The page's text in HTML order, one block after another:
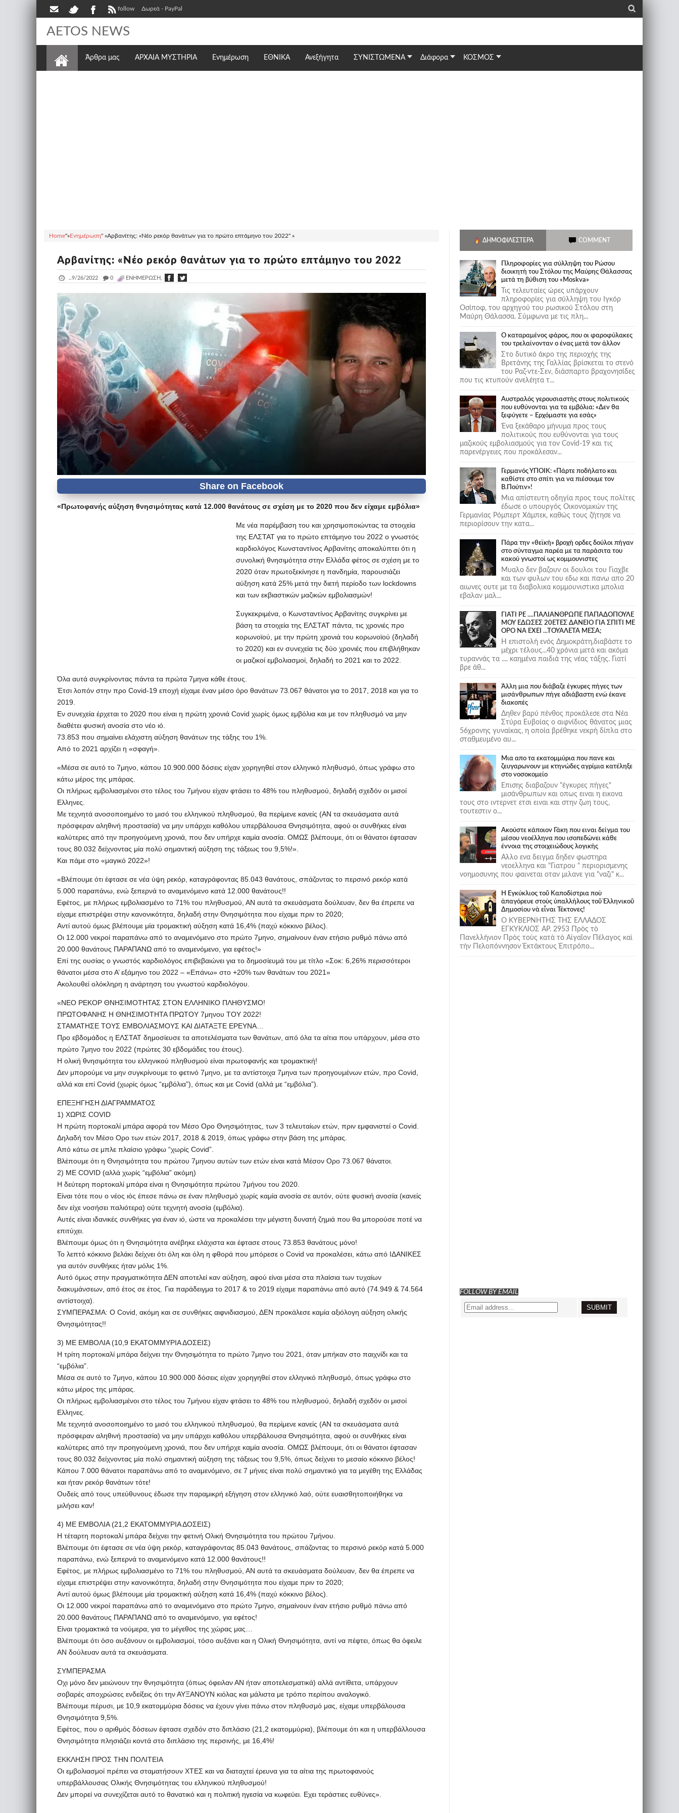
follow Δωρεά - PayPal _
AETOS NEWS
Άρθρα μας ΑΡΧΑΙΑ ΜΥΣΤΗΡΙΑ Ενημέρωση ΕΘΝΙΚΆ Ανεξήγητα ΣΥΝΙΣΤΩΜΕΝΑ Διάφορα ΚΟΣΜΟΣ
Home"»Ενημέρωση" »Αρβανίτης: «Νέο ρεκόρ θανάτων για το πρώτο επτάμηνο του 2022" »
Αρβανίτης: «Νέο ρεκόρ θανάτων για το πρώτο επτάμηνο του 2022
..9/26/2022 _ 0 ΕΝΗΜΈΡΩΣΗ,
«Πρωτοφανής αύξηση θνησιμότητας κατά 12.000 θανάτους σε σχέση με το 2020 που δεν είχαμε εμβόλια»
Με νέα παρέμβαση του και χρησιμοποιώντας τα στοιχεία
της ΕΛΣΤΑΤ για το πρώτο επτάμηνο του 2022 ο γνωστός
καρδιολόγος Κωνσταντίνος Αρβανίτης αποκαλύπτει ότι η
συνολική θνησιμότητα στην Ελλάδα φέτος σε σχέση με το
2020 όταν πρωτοξεκίνησε η πανδημία, παρουσιάζει
αύξηση κατά 25% μετά την διετή περίοδο των lockdowns
και των εκβιαστικών μαζικών εμβολιασμών!
Συγκεκριμένα, ο Κωνσταντίνος Αρβανίτης συγκρίνει με
βάση τα στοιχεία της ΕΛΣΤΑΤ πάντα, τις χρονιές προ
κορωνοϊού, με την πρώτη χρονιά του κορωνοϊού (δηλαδή
το 2020) και εν συνεχεία τις δύο χρονιές που επιβλήθηκαν
οι μαζικοί εμβολιασμοί, δηλαδή το 2021 και το 2022.
Όλα αυτά συγκρίνοντας πάντα τα πρώτα 7μηνα κάθε έτους.
Έτσι λοπόν στην προ Covid-19 εποχή είχαμε έναν μέσο όρο θανάτων 73.067 θάνατοι για το 2017, 2018 και για το
2019.
Εν συνεχεία έρχεται το 2020 που είναι η πρώτη χρονιά Covid χωρίς όμως εμβόλια και με τον πληθυσμό να μην
διαθέτει φυσική ανοσία στο νέο ιό.
73.853 που σημαίνει ελάχιστη αύξηση θανάτων της τάξης του 1%.
Από το 2021 αρχίζει η «σφαγή».
«Μέσα σε αυτό το 7μηνο, κάπου 10.900.000 δόσεις είχαν χορηγηθεί στον ελληνικό πληθυσμό, όπως γράφω στο
κάτω μέρος της μπάρας.
Οι πλήρως εμβολιασμένοι στο τέλος του 7μήνου είχαν φτάσει το 48% του πληθυσμού, δηλαδή σχεδόν οι μισοί
Ελληνες.
Με τεχνητά ανοσοποιημένο το μισό του ελληνικού πληθυσμού, θα περίμενε κανείς (ΑΝ τα σκευάσματα αυτά
πρόσφεραν αληθινή προστασία) να μην υπάρχει καθόλου υπερβάλουσα Θνησιμότητα, αφού οι συνθήκες είναι
καλύτερες από την προηγούμενη χρονιά, που δεν υπήρχε καμία ανοσία. ΟΜΩΣ βλέπουμε, ότι οι θάνατοι έφτασαν
τους 80.032 δείχνοντας μία πολύ σημαντική αύξηση της τάξεως του 9,5%!».
Και πάμε στο «μαγικό 2022»!
«Βλέπουμε ότι έφτασε σε νέα ύψη ρεκόρ, καταγράφοντας 85.043 θανάτους, σπάζοντας το περσινό ρεκόρ κατά
5.000 παραπάνω, ενώ ξεπερνά το αναμενόμενο κατά 12.000 θανάτους!!
Εφέτος, με πλήρως εμβολιασμένο το 71% του πληθυσμού, ΑΝ αυτά τα σκευάσματα δούλευαν, δεν θα έπρεπε να
είχαμε επιστρέψει στην κανονικότητα, δηλαδή στην Θνησιμότητα που είχαμε πριν το 2020;
Αντί αυτού όμως βλέπουμε μία τρομακτική αύξηση κατά 16,4% (παχύ κόκκινο βέλος).
Οι 12.000 νεκροί παραπάνω από το αναμενόμενο στο πρώτο 7μηνο, σημαίνουν έναν ετήσιο ρυθμό πάνω από
20.000 θανάτους ΠΑΡΑΠΑΝΩ από το αναμενόμενο, για εφέτος!»
Επί της ουσίας ο γνωστός καρδιολόγος επιβεβαιώνει για το δημοσίευμά του με τίτλο «Σοκ: 6,26% περισσότεροι
θάνατοι μέσα στο Α’ εξάμηνο του 2022 – «Επάνω» στο +20% των θανάτων του 2021»
Ακολουθεί ολόκληρη η ανάρτηση του γνωστού καρδιολόγου.
«ΝΕΟ ΡΕΚΟΡ ΘΝΗΣΙΜΟΤΗΤΑΣ ΣΤΟΝ ΕΛΛΗΝΙΚΟ ΠΛΗΘΥΣΜΟ!
ΠΡΩΤΟΦΑΝΗΣ Η ΘΝΗΣΙΜΟΤΗΤΑ ΠΡΩΤΟΥ 7μηνου ΤΟΥ 2022!
ΣΤΑΜΑΤΗΣΕ ΤΟΥΣ ΕΜΒΟΛΙΑΣΜΟΥΣ ΚΑΙ ΔΙΑΤΑΞΤΕ ΕΡΕΥΝΑ…
Προ εβδομάδος η ΕΛΣΤΑΤ δημοσίευσε τα αποτελέσματα των θανάτων, από όλα τα αίτια που υπάρχουν, μέσα στο
πρώτο 7μηνο του 2022 (πρώτες 30 εβδομάδες του έτους).
Η ολική θνησιμότητα του ελληνικού πληθυσμού είναι πρωτοφανής και τρομακτική!
Δεν μπορούμε να μην συγκρίνουμε το φετινό 7μηνο, με τα αντίστοιχα 7μηνα των προηγουμένων ετών, προ Covid,
αλλά και επί Covid (χωρίς όμως “εμβόλια”), όπως και με Covid (αλλά με “εμβόλια”).
ΕΠΕΞΗΓΗΣΗ ΔΙΑΓΡΑΜΜΑΤΟΣ
1) ΧΩΡΙΣ COVID
Η πρώτη πορτοκαλί μπάρα αφορά τον Μέσο Ορο Θνησιμότητας, των 3 τελευταίων ετών, πριν εμφανιστεί ο Covid.
Δηλαδή τον Μέσο Ορο των ετών 2017, 2018 & 2019, όπως γράφω στην βάση της μπάρας.
Από κάτω σε μπλε πλαίσιο γράφω “χωρίς Covid”.
Βλέπουμε ότι η Θνησιμότητα του πρώτου 7μηνου αυτών των ετών είναι κατά Μέσον Ορο 73.067 θάνατοι.
2) ME COVID (αλλά χωρίς “εμβόλια” ακόμη)
Η δεύτερη πορτοκαλί μπάρα είναι η Θνησιμότητα πρώτου 7μήνου του 2020.
Είναι τότε που ο νέος ιός έπεσε πάνω σε έναν πληθυσμό χωρίς καμία ανοσία σε αυτόν, ούτε φυσική ανοσία (κανείς
δεν είχε νοσήσει παλιότερα) ούτε τεχνητή ανοσία (εμβόλια).
Αυτές είναι ιδανικές συνθήκες για έναν ιό, ώστε να προκαλέσει την μέγιστη δυνατή ζημιά που θα μπορούσε ποτέ να
επιτύχει.
Βλέπουμε όμως ότι η Θνησιμότητα ανέβηκε ελάχιστα και έφτασε στους 73.853 θανάτους μόνο!
Το λεπτό κόκκινο βελάκι δείχνει ότι όλη και όλη η φθορά που μπόρεσε ο Covid να προκαλέσει, κάτω από ΙΔΑΝΙΚΕΣ
για αυτόν συνθήκες ήταν μόλις 1%.
Αυτό όμως στην πραγματικότητα ΔΕΝ αποτελεί καν αύξηση, αφού είναι μέσα στα πλαίσια των τυχαίων
διακυμάνσεων, από έτος σε έτος. Για παράδειγμα το 2017 & το 2019 είχαμε παραπάνω από αυτό (74.949 & 74.564
αντίστοιχα).
ΣΥΜΠΕΡΑΣΜΑ: Ο Covid, ακόμη και σε συνθήκες αιφνιδιασμού, ΔΕΝ προκάλεσε καμία αξιόλογη αύξηση ολικής
Θνησιμότητας!!
3) ΜΕ ΕΜΒΟΛΙΑ (10,9 ΕΚΑΤΟΜΜΥΡΙΑ ΔΟΣΕΙΣ)
Η τρίτη πορτοκαλί μπάρα δείχνει την Θνησιμότητα το πρώτο 7μηνο του 2021, όταν μπήκαν στο παιχνίδι και τα
“εμβόλια”.
Μέσα σε αυτό το 7μηνο, κάπου 10.900.000 δόσεις είχαν χορηγηθεί στον ελληνικό πληθυσμό, όπως γράφω στο
κάτω μέρος της μπάρας.
Οι πλήρως εμβολιασμένοι στο τέλος του 7μήνου είχαν φτάσει το 48% του πληθυσμού, δηλαδή σχεδόν οι μισοί
Ελληνες.
Με τεχνητά ανοσοποιημένο το μισό του ελληνικού πληθυσμού, θα περίμενε κανείς (ΑΝ τα σκευάσματα αυτά
πρόσφεραν αληθινή προστασία) να μην υπάρχει καθόλου υπερβάλουσα Θνησιμότητα, αφού οι συνθήκες είναι
καλύτερες από την προηγούμενη χρονιά, που δεν υπήρχε καμία ανοσία. ΟΜΩΣ βλέπουμε, ότι οι θάνατοι έφτασαν
τους 80.032 δείχνοντας μία πολύ σημαντική αύξηση της τάξεως του 9,5%, όπως δείχνει το μεσαίο κόκκινο βέλος!
Κάπου 7.000 θάνατοι παραπάνω από το αναμενόμενο, σε 7 μήνες είναι πολύ σημαντικό για τα μεγέθη της Ελλάδας
και ήταν ρεκόρ θανάτων τότε!
Ουδείς από τους υπεύθυνους έδωσε την παραμικρή εξήγηση στον ελληνικό λαό, ούτε ευαισθητοποιήθηκε να
μιλήσει καν!
4) ΜΕ ΕΜΒΟΛΙΑ (21,2 ΕΚΑΤΟΜΜΥΡΙΑ ΔΟΣΕΙΣ)
Η τέταρτη πορτοκαλί μπάρα δείχνει την φετινή Ολική Θνησιμότητα του πρώτου 7μήνου.
Βλέπουμε ότι έφτασε σε νέα ύψη ρεκόρ, καταγράφοντας 85.043 θανάτους, σπάζοντας το περσινό ρεκόρ κατά 5.000
παραπάνω, ενώ ξεπερνά το αναμενόμενο κατά 12.000 θανάτους!!
Εφέτος, με πλήρως εμβολιασμένο το 71% του πληθυσμού, ΑΝ αυτά τα σκευάσματα δούλευαν, δεν θα έπρεπε να
είχαμε επιστρέψει στην κανονικότητα, δηλαδή στην Θνησιμότητα που είχαμε πριν το 2020;
Αντί αυτού όμως βλέπουμε μία τρομακτική αύξηση κατά 16,4% (παχύ κόκκινο βέλος).
Οι 12.000 νεκροί παραπάνω από το αναμενόμενο στο πρώτο 7μηνο, σημαίνουν έναν ετήσιο ρυθμό πάνω από
20.000 θανάτους ΠΑΡΑΠΑΝΩ από το αναμενόμενο, για εφέτος!
Είναι τρομακτικά τα νούμερα, για το μέγεθος της χώρας μας…
Βλέπουμε ότι όσο αυξάνουν οι εμβολιασμοί, τόσο αυξάνει και η Ολική Θνησιμότητα, αντί να πέφτει, όπως θα όφειλε
ΑΝ δούλευαν αυτά τα σκευάσματα.
ΣΥΜΠΕΡΑΣΜΑ
Οχι μόνο δεν μειώνουν την θνησιμότητα (όπως όφειλαν ΑΝ ήταν αποτελεσματικά) αλλά αντίθετα, υπάρχουν
σοβαρές αποχρώσες ενδείξεις ότι την ΑΥΞΑΝΟΥΝ κιόλας και μάλιστα με τρόπο περίπου αναλογικό.
Βλέπουμε πέρυσι, με 10,9 εκατομμύρια δόσεις να έχουν γίνει πάνω στον πληθυσμό μας, είχαμε υπερβάλουσα
Θνησιμότητα 9,5%.
Εφέτος, που ο αριθμός δόσεων έφτασε σχεδόν στο διπλάσιο (21,2 εκατομμύρια), βλέπουμε ότι και η υπερβάλλουσα
Θνησιμότητα πλησιάζει κοντά στο διπλάσιο της περσινής, με 16,4%!
ΕΚΚΛΗΣΗ ΠΡΟΣ ΤΗΝ ΠΟΛΙΤΕΙΑ
Οι εμβολιασμοί πρέπει να σταματήσουν ΧΤΕΣ και να διαταχτεί έρευνα για τα αίτια της πρωτοφανούς
υπερβάλλουσας Ολικής Θνησιμότητας του ελληνικού πληθυσμού!
Δεν μπορεί να συνεχίζεται αυτό το θανατικό και η πολιτική ηγεσία να κωφεύει. Εχει τεράστιες ευθύνες».
ΔΗΜΟΦΙΛΈΣΤΕΡΑ COMMENT
Πληροφορίες για σύλληψη του Ρώσου
διοικητή του Στόλου της Mαύρης Θάλασσας
μετά τη βύθιση του «Moskva»
Τις τελευταίες ώρες υπάρχουν
πληροφορίες για σύλληψη του Ιγκόρ
Οσίποφ, του αρχηγού του ρωσικού Στόλου στη
Μαύρη Θάλασσα. Σύμφωνα με τις πλη...
Ο καταραμένος φάρος, που οι φαροφύλακες
του τρελαίνονταν ο ένας μετά τον άλλον
Στο δυτικό άκρο της περιοχής της
Βρετάνης της Γαλλίας βρίσκεται το στενό
του Ραζ-ντε-Σεν, διάσπαρτο βραχονησίδες
που τις κτυπούν ανελέητα τ...
Αυστραλός γερουσιαστής στους πολιτικούς
που ευθύνονται για τα εμβόλια: «Δεν θα
ξεφύγετε – Ερχόμαστε για εσάς»
Ένα ξεκάθαρο μήνυμα προς τους
πολιτικούς που ευθύνονται για τους
μαζικούς εμβολιασμούς για τον Covid-19 και τις
παρενέργειες που προκάλεσαν...
Γερμανός ΥΠΟΙΚ: «Πάρτε ποδήλατο και
καθίστε στο σπίτι για να πιέσουμε τον
Β.Πούτιν»!
Μια απίστευτη οδηγία προς τους πολίτες
έδωσε ο υπουργός Οικονομικών της
Γερμανίας Ρόμπερτ Χάμπεκ, καθώς τους ζήτησε να
περιορίσουν την κατα...
Πάρα την «θεϊκή» βροχή ορδες δούλοι πήγαν
στο σύνταγμα παρέα με τα παράσιτα του
κακού γνωστοί ως κομμουνιστες
Μυαλο δεν βαζουν οι δουλοι του Γιαχβε
και των φυλων του εδω και πανω απο 20
αιωνες ουτε με τα διαβολικα κομμουνιστικα μπολια
εβαλαν μαλ...
ΓΙΑΤΙ ΡΕ ....ΠΑΛΙΑΝΘΡΩΠΕ ΠΑΠΑΔΟΠΟΥΛΕ
ΜΟΥ ΕΔΩΣΕΣ 20ΕΤΕΣ ΔΑΝΕΙΟ ΓΙΑ ΣΠΙΤΙ ΜΕ
ΟΡΟ ΝΑ ΕΧΕΙ ...ΤΟΥΑΛΕΤΑ ΜΕΣΑ;
Η επιστολή ενός Δημοκράτη,διαβάστε το
μέχρι τέλους...40 χρόνια μετά και ακόμα
τυραννάς τα .... καημένα παιδιά της νέας τάξης. Γιατί
βρε άθ...
Άλλη μια που διάβαζε έγκυρες πήγες των
μισάνθρωπων πήγε αδιάβαστη ενώ έκανε
διακοπές
Δηθεν βαρύ πένθος προκάλεσε στα Νέα
Στύρα Ευβοίας ο αιφνίδιος θάνατος μιας
56χρονης γυναίκας, η οποία βρέθηκε νεκρή δίπλα στο
σταθμευμένο αυ...
Μια απο τα εκατομμύρια που πανε και
ζευγαρωνουν με κτηνώδες αγρίμια κατέληξε
στο νοσοκομείο
Επισης διαβαζουν "έγκυρες πήγες"
μισάνθρωπων και οπως ειναι η εικονα
τους στο ιντερνετ ετσι ειναι και στην ζωη τους,
τουτεστιν ο...
Ακούστε κάποιον Γάκη που ειναι δείγμα του
μέσου νεοέλληνα που ισοπεδώνει κάθε
έννοια της στοιχειώδους λογικής
Αλλο ενα δειγμα δηδεν φωστηρα
νεοελληνα και "Γιατρου " περιορισμενης
νοημοσυνης που φαινεται οταν μιλανε για "ναζι" κ...
Ἡ Ἐγκύκλιος τοῦ Καποδίστρια ποὺ
ἀπαγόρευε στοὺς ὑπαλλήλους τοῦ Ἑλληνικοῦ
Δημοσίου νὰ εἶναι Τέκτονες!
Ο ΚΥΒΕΡΝΗΤΗΣ ΤΗΣ ΕΛΛΑΔΟΣ
ΕΓΚΥΚΛΙΟΣ ΑΡ. 2953 Πρὸς τὸ
Πανελλήνιον Πρὸς τοὺς κατὰ τὸ Αἰγαῖον Πέλαγος καὶ
τὴν Πελοπόννησον Ἐκτάκτους Ἐπιτρόπο...
FOLLOW BY EMAIL